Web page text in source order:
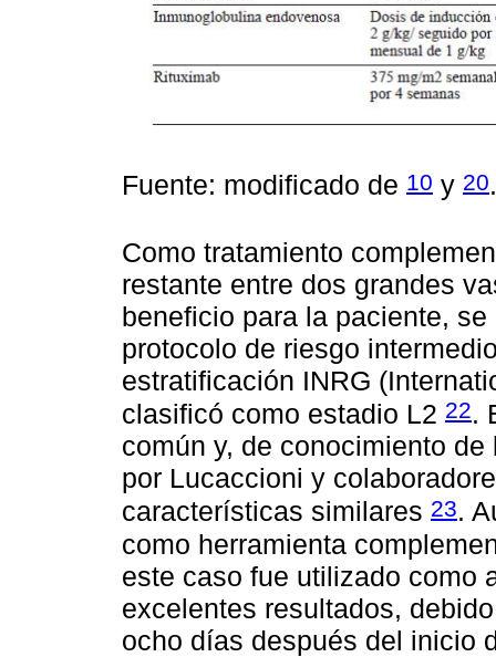
Fuente: modificado de 10 y 20.
Como tratamiento
restante entre dos grandes
beneficio para la paciente,
protocolo de riesgo
estratificación INRG
clasificó como estadio L2 22.
común y, de conocimiento
por Lucaccioni y
características similares 23.
como herramienta
este caso fue utilizado como
excelentes resultados,
ocho días después del inicio